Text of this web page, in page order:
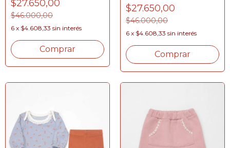
$27.650,00
$46.000,00
6 x $4.608,33 sin interés
Comprar
$27.650,00
$46.000,00
6 x $4.608,33 sin interés
Comprar